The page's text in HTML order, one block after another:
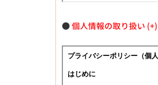
●個人情報の取り扱い